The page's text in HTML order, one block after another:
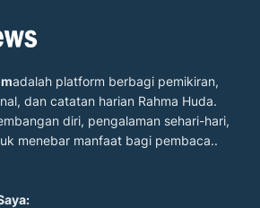
adalah platform berbagi pemikiran,
dan catatan harian Rahma Huda.
diri, pengalaman sehari-hari,
menebar manfaat bagi pembaca..